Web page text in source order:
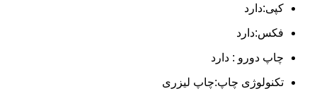
کپی:دارد
فکس:دارد
چاپ دورو : دارد
تکنولوژی چاپ:چاپ لیزری